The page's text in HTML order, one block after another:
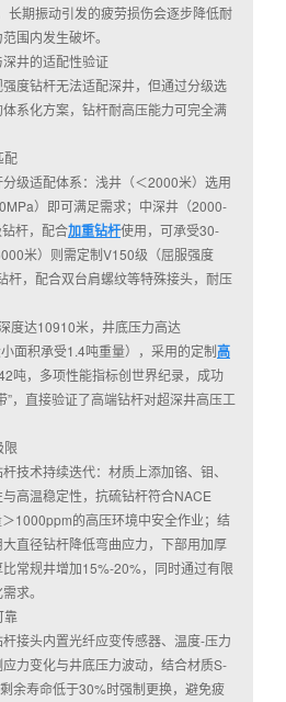
长期振动引发的疲劳损伤会逐步降低耐
围内发生破坏。
井的适配性验证
度钻杆无法适配深井，但通过分级选
系化方案，钻杆耐高压能力可完全满
配
级适配体系：浅井（＜2000米）选用
）即可满足需求；中深井（2000-
杆，配合加重钻杆使用，可承受30-
米）则需定制V150级（屈服强度
杆，配合双台肩螺纹等特殊接头，耐压
度达10910米，井底压力高达
面积承受1.4吨重量），采用的定制高
吨，多项性能指标创世界纪录，成功
”，直接验证了高端钻杆对超深井高压工
限
技术持续迭代：材质上添加铬、钼、
高温稳定性，抗硫钻杆符合NACE
1000ppm的高压环境中安全作业；结
直径钻杆降低弯曲应力，下部用加厚
常规井增加15%-20%，同时通过有限
求。
靠
接头内置光纤应变传感器、温度-压力
力变化与井底压力波动，结合材质S-
余寿命低于30%时强制更换，避免疲